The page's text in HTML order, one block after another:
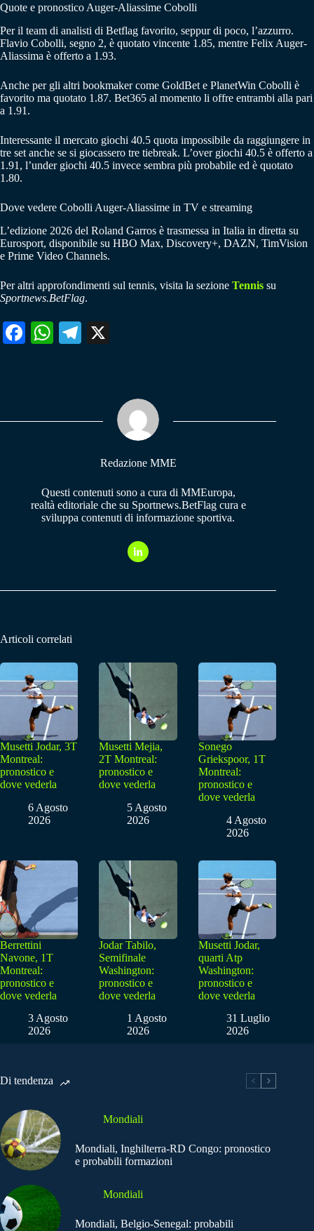
Quote e pronostico Auger-Aliassime Cobolli
Per il team di analisti di Betflag favorito, seppur di poco, l’azzurro.
Flavio Cobolli, segno 2, è quotato vincente 1.85, mentre Felix Auger-
Aliassima è offerto a 1.93.
Anche per gli altri bookmaker come GoldBet e PlanetWin Cobolli è
favorito ma quotato 1.87. Bet365 al momento li offre entrambi alla pari
a 1.91.
Interessante il mercato giochi 40.5 quota impossibile da raggiungere in
tre set anche se si giocassero tre tiebreak. L’over giochi 40.5 è offerto a
1.91, l’under giochi 40.5 invece sembra più probabile ed è quotato
1.80.
Dove vedere Cobolli Auger-Aliassime in TV e streaming
L’edizione 2026 del Roland Garros è trasmessa in Italia in diretta su
Eurosport, disponibile su HBO Max, Discovery+, DAZN, TimVision
e Prime Video Channels.
Per altri approfondimenti sul tennis, visita la sezione Tennis su
Sportnews.BetFlag.
Fa W
pp
Te
m
Redazione MME
Questi contenuti sono a cura di MMEuropa,
realtà editoriale che su Sportnews.BetFlag cura e
sviluppa contenuti di informazione sportiva.
Articoli correlati
Musetti Jodar, 3T
Montreal:
pronostico e
dove vederla
6 Agosto
2026
Musetti Mejia,
2T Montreal:
pronostico e
dove vederla
5 Agosto
2026
Sonego
Griekspoor, 1T
Montreal:
pronostico e
dove vederla
4 Agosto
2026
Berrettini
Navone, 1T
Montreal:
pronostico e
dove vederla
3 Agosto
2026
Jodar Tabilo,
Semifinale
Washington:
pronostico e
dove vederla
1 Agosto
2026
Musetti Jodar,
quarti Atp
Washington:
pronostico e
dove vederla
31 Luglio
2026
Di tendenza
Mondiali
Mondiali, Inghilterra-RD Congo: pronostico
e probabili formazioni
Mondiali
Mondiali, Belgio-Senegal: probabili